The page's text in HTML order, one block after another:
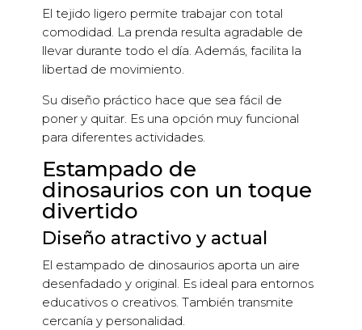
El tejido ligero permite trabajar con total
comodidad. La prenda resulta agradable de
llevar durante todo el día. Además, facilita la
libertad de movimiento.
Su diseño práctico hace que sea fácil de
poner y quitar. Es una opción muy funcional
para diferentes actividades.
Estampado de
dinosaurios con un toque
divertido
Diseño atractivo y actual
El estampado de dinosaurios aporta un aire
desenfadado y original. Es ideal para entornos
educativos o creativos. También transmite
cercanía y personalidad.